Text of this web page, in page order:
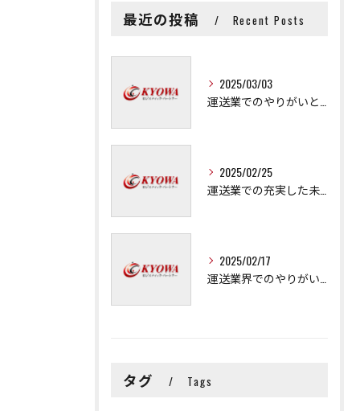
最近の投稿 Recent Posts
2025/03/03
2025/02/25
2025/02/17
タグ Tags